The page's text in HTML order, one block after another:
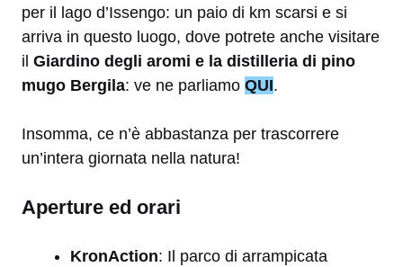
per il lago d’Issengo: un paio di km scarsi e si
arriva in questo luogo, dove potrete anche visitare
il Giardino degli aromi e la distilleria di pino
mugo Bergila: ve ne parliamo QUI.
Insomma, ce n’è abbastanza per trascorrere
un’intera giornata nella natura!
Aperture ed orari
KronAction: Il parco di arrampicata